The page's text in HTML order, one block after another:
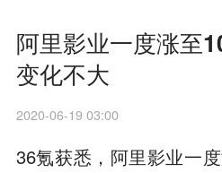
阿里影业一度涨至
变化不大
2020-06-19 03:00
36氪获悉，阿里影业一